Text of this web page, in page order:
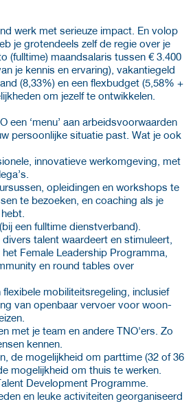
werk met serieuze impact. En volop
je grotendeels zelf de regie over je
(fulltime) maandsalaris tussen € 3.400
je kennis en ervaring), vakantiegeld
(8,33%) en een flexbudget (5,58% +
om jezelf te ontwikkelen.
een ‘menu’ aan arbeidsvoorwaarden
persoonlijke situatie past. Wat je ook
innovatieve werkomgeving, met
opleidingen en workshops te
te bezoeken, en coaching als je
een fulltime dienstverband).
talent waardeert en stimuleert,
Female Leadership Programma,
en round tables over
flexibele mobiliteitsregeling, inclusief
van openbaar vervoer voor woon-
met je team en andere TNO'ers. Zo
kennen.
de mogelijkheid om parttime (32 of 36
mogelijkheid om thuis te werken.
Development Programme.
en leuke activiteiten georganiseerd